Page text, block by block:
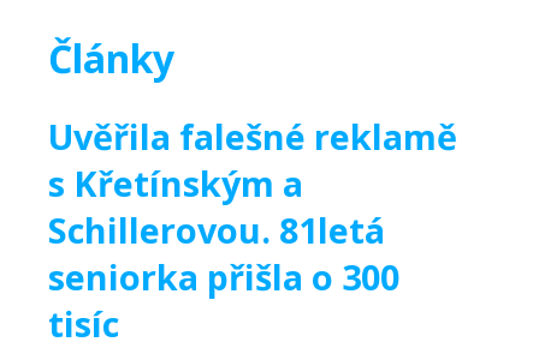
Články
Uvěřila falešné reklamě
s Křetínským a
Schillerovou. 81letá
seniorka přišla o 300
tisíc